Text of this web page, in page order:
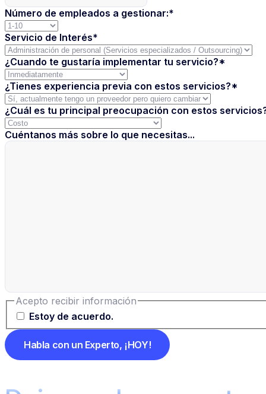
Número de empleados a gestionar:*
Servicio de Interés*
¿Cuando te gustaría implementar tu servicio?*
¿Tienes experiencia previa con estos servicios?*
¿Cuál es tu principal preocupación con estos
Cuéntanos más sobre lo que necesitas...
Acepto recibir información
Estoy de acuerdo.